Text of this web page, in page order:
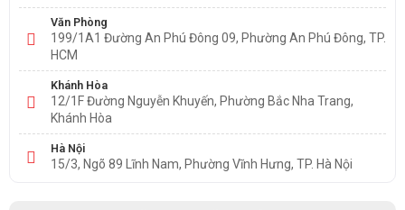
Văn Phòng
199/1A1 Đường An Phú Đông 09, Phường An Phú Đông, TP.
HCM
Khánh Hòa
12/1F Đường Nguyễn Khuyến, Phường Bắc Nha Trang,
Khánh Hòa
Hà Nội
15/3, Ngõ 89 Lĩnh Nam, Phường Vĩnh Hưng, TP. Hà Nội